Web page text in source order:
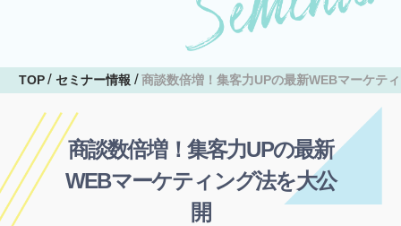
TOP セミナー情報 商談数倍増！集客力UPの最新WEBマーケテ
商談数倍増！集客力UPの最新
WEBマーケティング法を大公
開